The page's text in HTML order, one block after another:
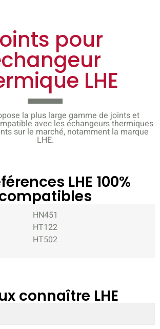
pour
LHE
la plus large gamme de joints et
avec les échangeurs thermiques
sur le marché, notamment la marque
LHE.
LHE 100%
HN451
HT122
HT502
connaître LHE